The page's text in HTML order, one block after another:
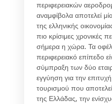
περιφερειακών
αναμφίβολα αποτελεί
της ελληνικής
πιο κρίσιμες χρονικές
σήμερα η χώρα. Τα
περιφερειακό επίπεδο
σύμπραξη των δύο
εγγύηση για την
τουρισμού που
της Ελλάδας, την